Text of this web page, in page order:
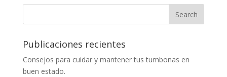
Publicaciones recientes
Consejos para cuidar y mantener tus tumbonas en
buen estado.